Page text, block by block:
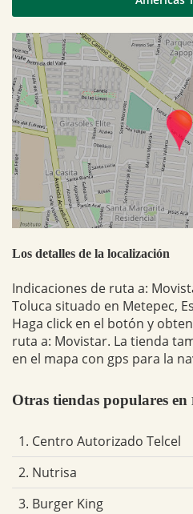
Los detalles de la localización
Indicaciones de ruta a:
Toluca situado en Metepec,
Haga click en el botón y
ruta a: Movistar. La tienda
en el mapa con gps para la
Otras tiendas populares en
1. Centro Autorizado Telcel
2. Nutrisa
3. Burger King